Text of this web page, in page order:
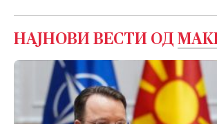
НАЈНОВИ ВЕСТИ ОД